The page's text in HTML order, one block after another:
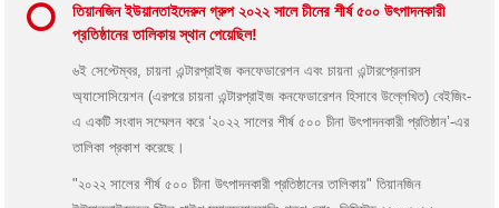
তিয়ানজিন ইউয়ানতাইদেরুন গ্রুপ ২০২২ সালে চীনের শীর্ষ ৫০০ উৎপাদনকারী
প্রতিষ্ঠানের তালিকায় স্থান পেয়েছিল!
৬ই সেপ্টেম্বর, চায়না এন্টারপ্রাইজ কনফেডারেশন এবং চায়না এন্টারপ্রেনারস
অ্যাসোসিয়েশন (এরপরে চায়না এন্টারপ্রাইজ কনফেডারেশন হিসাবে উল্লেখিত) বেইজিং-
এ একটি সংবাদ সম্মেলন করে ‘২০২২ সালের শীর্ষ ৫০০ চীনা উৎপাদনকারী প্রতিষ্ঠান’-এর
তালিকা প্রকাশ করেছে।
"২০২২ সালের শীর্ষ ৫০০ চীনা উৎপাদনকারী প্রতিষ্ঠানের তালিকায়" তিয়ানজিন